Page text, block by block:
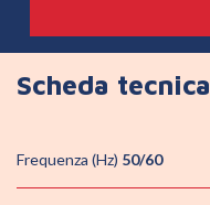
Scheda tecnica
Frequenza (Hz) 50/60